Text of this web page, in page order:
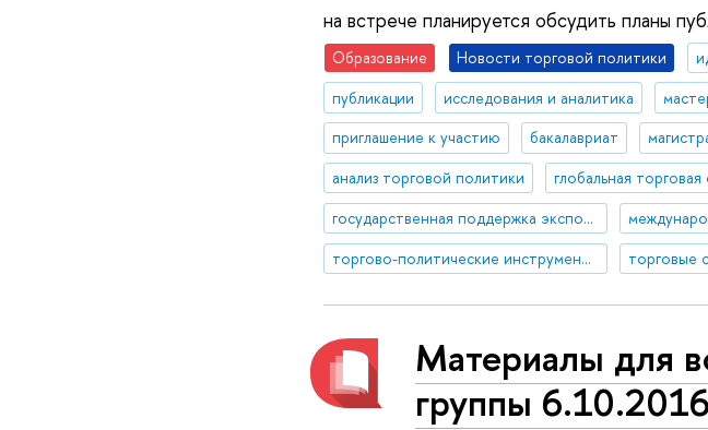
на встрече планируется обсудить планы
Образование Новости торговой политики
публикации
исследования и аналитика
приглашение к участию
бакалавриат
анализ торговой политики
глобальная торговая
государственная поддержка экспорта
торгово-политические инструменты
торговые
Материалы для
группы 6.10.2016